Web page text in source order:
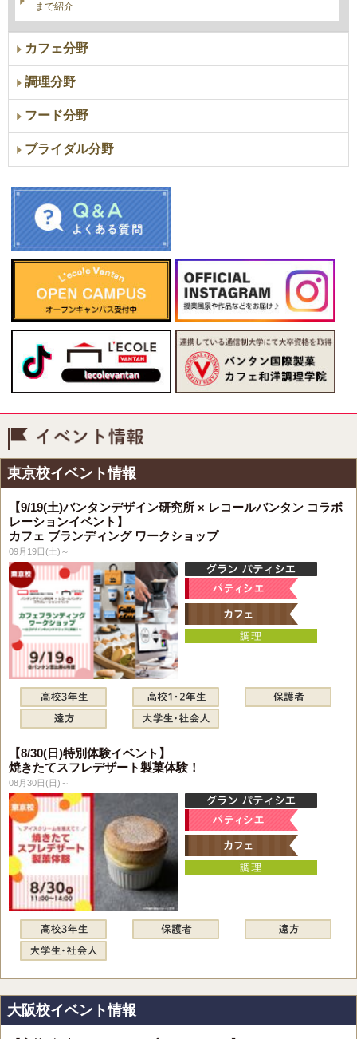
まで紹介
カフェ分野
調理分野
フード分野
ブライダル分野
東京校イベント情報
【9/19(土)バンタンデザイン研究所 × レコールバンタン コラボ
レーションイベント】
カフェ ブランディング ワークショップ
09月19日(土)～
【8/30(日)特別体験イベント】
焼きたてスフレデザート製菓体験！
08月30日(日)～
大阪校イベント情報